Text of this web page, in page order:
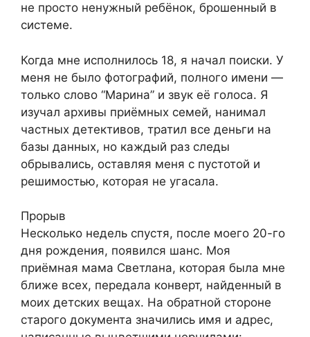
не просто ненужный ребёнок, брошенный в
системе.
Когда мне исполнилось 18, я начал поиски. У
меня не было фотографий, полного имени —
только слово “Марина” и звук её голоса. Я
изучал архивы приёмных семей, нанимал
частных детективов, тратил все деньги на
базы данных, но каждый раз следы
обрывались, оставляя меня с пустотой и
решимостью, которая не угасала.
Прорыв
Несколько недель спустя, после моего 20-го
дня рождения, появился шанс. Моя
приёмная мама Светлана, которая была мне
ближе всех, передала конверт, найденный в
моих детских вещах. На обратной стороне
старого документа значились имя и адрес,